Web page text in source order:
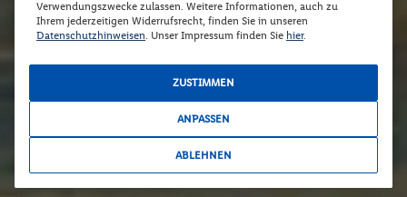
Verwendungszwecke zulassen. Weitere Informationen, auch zu
Ihrem jederzeitigen Widerrufsrecht, finden Sie in unseren
Datenschutzhinweisen. Unser Impressum finden Sie hier.
ZUSTIMMEN
ANPASSEN
ABLEHNEN